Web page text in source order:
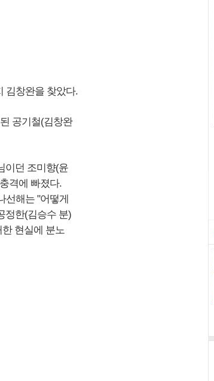
김창완을 찾았다.
공기철(김창완
이던 조미향(윤
격에 빠졌다.
선해는 "어떻게
정한(김승수 분)
현실에 분노